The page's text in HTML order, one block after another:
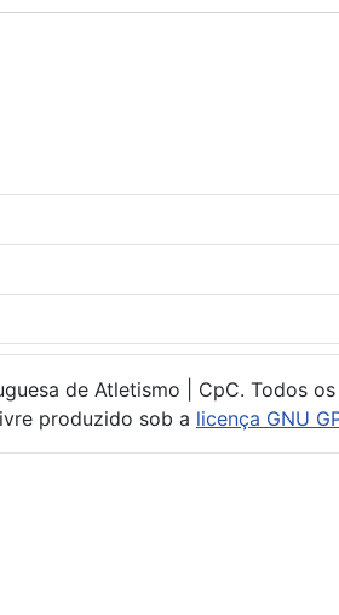
de Atletismo | CpC. Todos
produzido sob a licença GNU